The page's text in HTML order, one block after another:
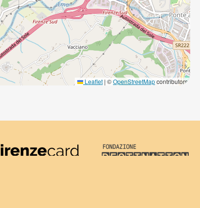
Leaflet | ©OpenStreetMapcontributors
Firenze Card Destination